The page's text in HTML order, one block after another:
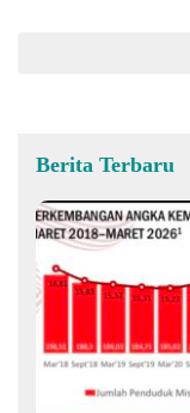
Berita Terbaru